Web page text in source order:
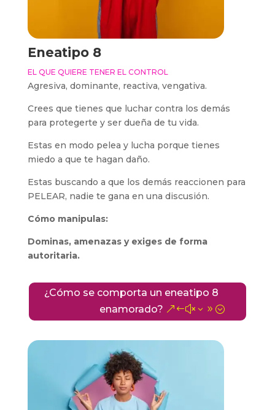
Eneatipo 8
EL QUE QUIERE TENER EL CONTROL
Agresiva, dominante, reactiva, vengativa.
Crees que tienes que luchar contra los demás
para protegerte y ser dueña de tu vida.
Estas en modo pelea y lucha porque tienes
miedo a que te hagan daño.
Estas buscando a que los demás reaccionen para
PELEAR, nadie te gana en una discusión.
Cómo manipulas:
Dominas, amenazas y exiges de forma
autoritaria.
¿Cómo se comporta un eneatipo 8
enamorado?